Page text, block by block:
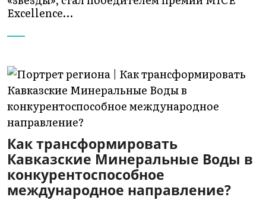
Excellence…
Как трансформировать
Кавказские Минеральные Воды в
конкурентоспособное
международное направление?